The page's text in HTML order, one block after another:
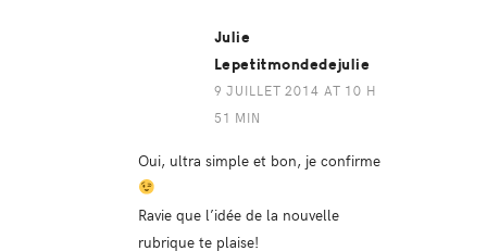
Julie
Lepetitmondedejulie
9 JUILLET 2014 AT 10 H
51 MIN
Oui, ultra simple et bon, je confirme
Ravie que l’idée de la nouvelle
rubrique te plaise!